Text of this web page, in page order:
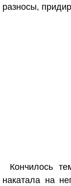
разносы,
Кончилось
накатала на